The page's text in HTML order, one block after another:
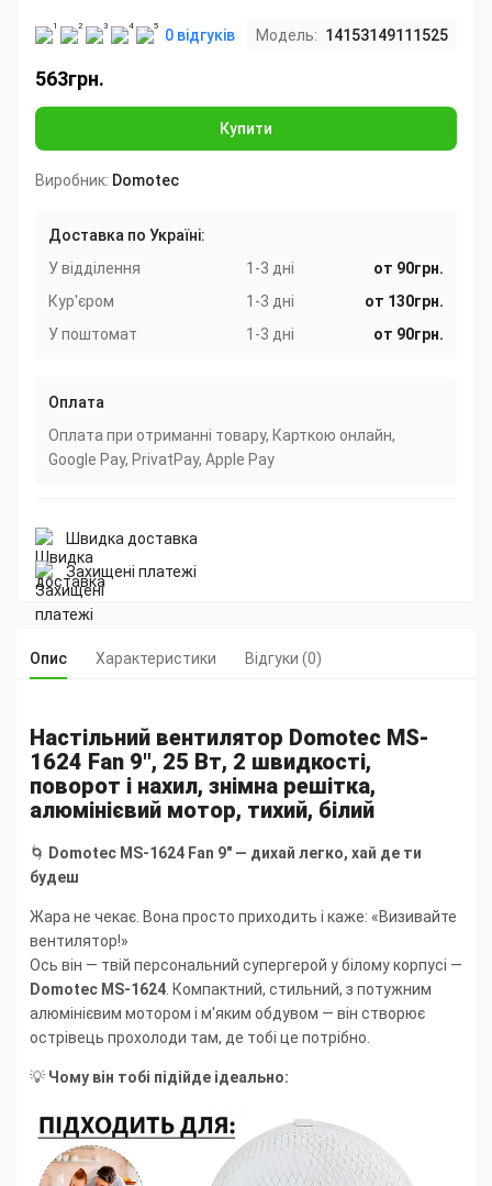
0 відгуків Модель: 14153149111525
563грн.
Купити
Виробник: Domotec
Доставка по Україні:
У відділення
1-3 дні
от 90грн.
Кур'єром
1-3 дні
от 130грн.
У поштомат
1-3 дні от 90грн.
Оплата
Оплата при отриманні товару, Карткою онлайн,
Google Pay, PrivatPay, Apple Pay
Швидка доставка
Захищені платежі
Опис Характеристики Відгуки (0)
Настільний вентилятор Domotec MS-
1624 Fan 9", 25 Вт, 2 швидкості,
поворот і нахил, знімна решітка,
алюмінієвий мотор, тихий, білий
🌀 Domotec MS-1624 Fan 9" — дихай легко, хай де ти
будеш
Жара не чекає. Вона просто приходить і каже: «Визивайте
вентилятор!»
Ось він — твій персональний супергерой у білому корпусі —
Domotec MS-1624 . Компактний, стильний, з потужним
алюмінієвим мотором і м'яким обдувом — він створює
острівець прохолоди там, де тобі це потрібно.
💡 Чому він тобі підійде ідеально: